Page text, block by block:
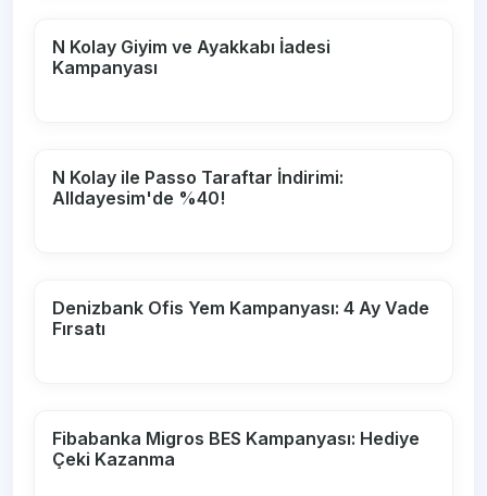
N Kolay Giyim ve Ayakkabı İadesi
Kampanyası
N Kolay ile Passo Taraftar İndirimi:
Alldayesim'de %40!
Denizbank Ofis Yem Kampanyası: 4 Ay Vade
Fırsatı
Fibabanka Migros BES Kampanyası: Hediye
Çeki Kazanma